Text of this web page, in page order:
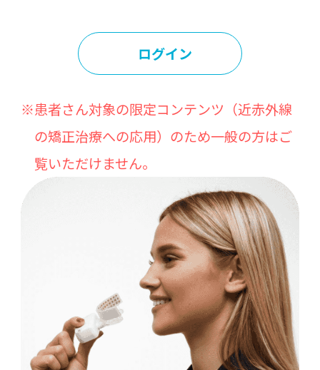
ログイン
※患者さん対象の限定コンテンツ（近赤外線
の矯正治療への応用）のため一般の方はご
覧いただけません。